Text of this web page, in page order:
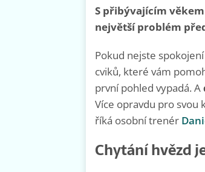
S přibývajícím
největší problém
Pokud nejste
cviků, které vám
první pohled vypadá. A
Více opravdu pro svou
říká osobní trenér
Chytání hvězd